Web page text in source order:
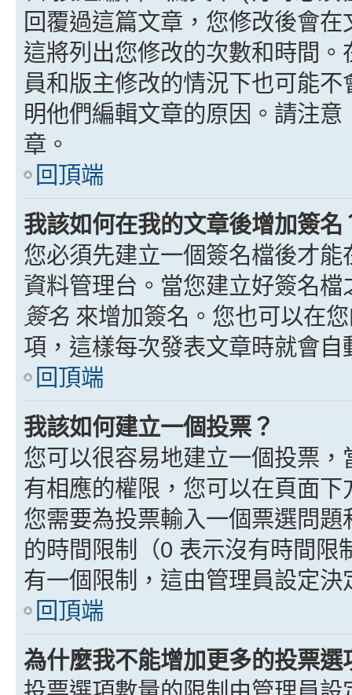
回覆過這篇文章，您修改後會
這將列出您修改的次數和時間
員和版主修改的情況下也可能
明他們編輯文章的原因。請注
章。
回頂端
我該如何在我的文章後增加簽名
您必須先建立一個簽名檔後才
資料管理台。當您建立好簽名
簽名 來增加簽名。您也可以在
項，這樣每次發表文章時就會自
回頂端
我該如何建立一個投票？
您可以很容易地建立一個投票
有相應的權限，您可以在頁面
您需要為投票輸入一個票選問
的時間限制（0 表示沒有時間限
有一個限制，這由管理員設定決
回頂端
為什麼我不能增加更多的投票選